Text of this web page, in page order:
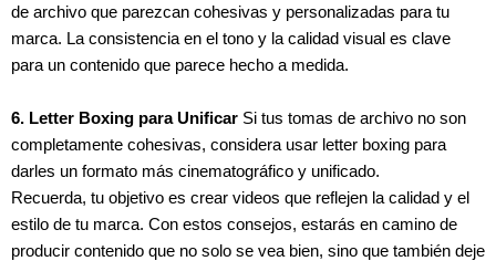
de archivo que parezcan cohesivas y personalizadas para tu
marca. La consistencia en el tono y la calidad visual es clave
para un contenido que parece hecho a medida.
6. Letter Boxing para Unificar Si tus tomas de archivo no son
completamente cohesivas, considera usar letter boxing para
darles un formato más cinematográfico y unificado.
Recuerda, tu objetivo es crear videos que reflejen la calidad y el
estilo de tu marca. Con estos consejos, estarás en camino de
producir contenido que no solo se vea bien, sino que también deje